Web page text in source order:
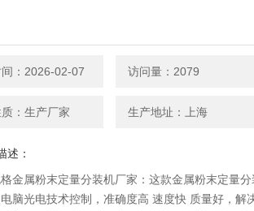
：2026-02-07 访问量：2079
：生产厂家 生产地址：上海
述：
金属粉末定量分装机厂家：这款金属粉末定量分
脑光电技术控制，准确度高 速度快 质量好，解